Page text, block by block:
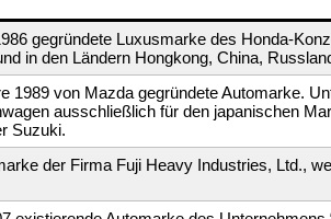
gegründete Luxusmarke des Honda-
in den Ländern Hongkong, China,
1989 von Mazda gegründete Automarke.
ausschließlich für den japanischen
Suzuki.
der Firma Fuji Heavy Industries, Ltd.,